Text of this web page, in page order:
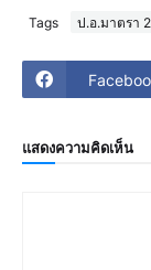
Tags ป.อ.มาตรา
แสดงความคิดเห็น